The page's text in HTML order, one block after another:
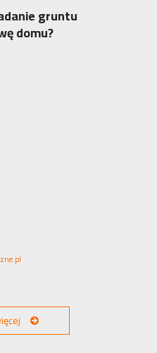
gruntu
domu?